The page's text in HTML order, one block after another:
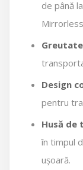
de până
Design
pentru
Husă de
în timpul
ușoară.